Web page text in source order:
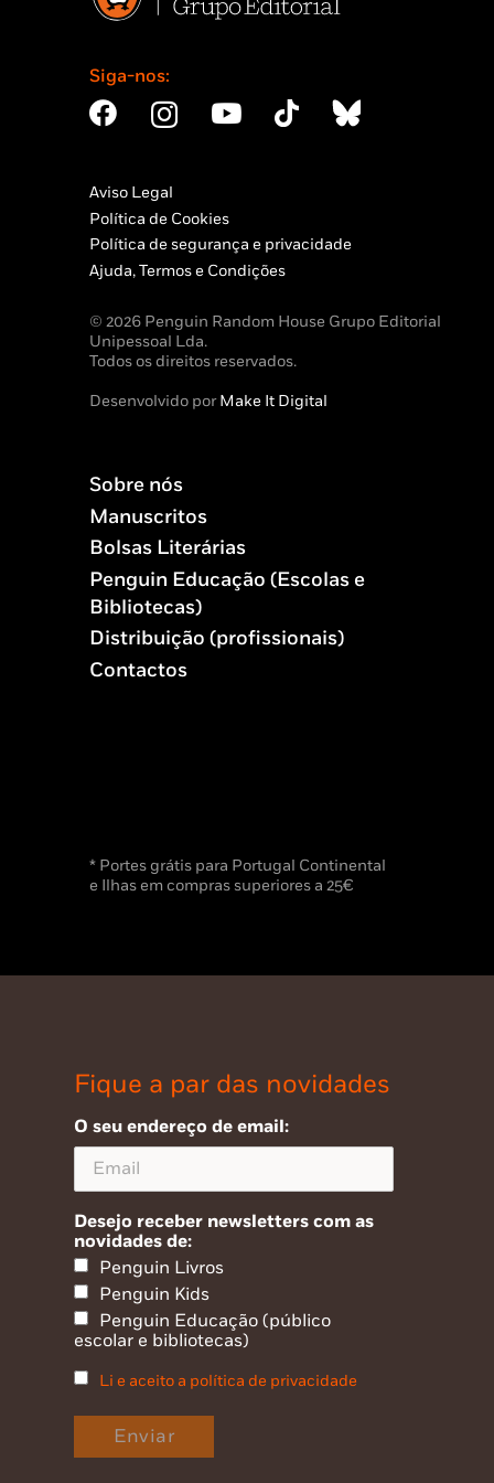
Siga-nos:
Aviso Legal
Política de Cookies
Política de segurança e privacidade
Ajuda, Termos e Condições
© 2026 Penguin Random House Grupo Editorial
Unipessoal Lda.
Todos os direitos reservados.
Desenvolvido porMake It Digital
Sobre nós
Manuscritos
Bolsas Literárias
Penguin Educação (Escolas e
Bibliotecas)
Distribuição (profissionais)
Contactos
* Portes grátis para Portugal Continental
e Ilhas em compras superiores a 25€
Fique a par das novidades
O seu endereço de email:
Desejo receber newsletters com as
novidades de:
Penguin Livros
Penguin Kids
Penguin Educação (público
escolar e bibliotecas)
Li e aceito a política de privacidade